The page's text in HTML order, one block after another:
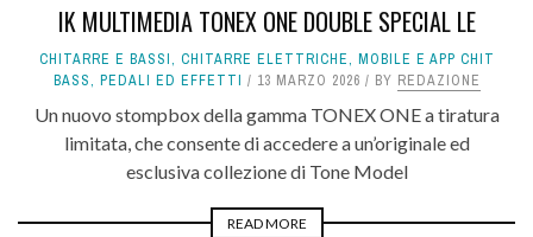
IK MULTIMEDIA TONEX ONE DOUBLE SPECIAL LE
CHITARRE E BASSI, CHITARRE ELETTRICHE, MOBILE E APP CHIT
BASS, PEDALI ED EFFETTI 13 MARZO 2026 BY REDAZIONE
Un nuovo stompbox della gamma TONEX ONE a tiratura
limitata, che consente di accedere a un’originale ed
esclusiva collezione di Tone Model
READ MORE